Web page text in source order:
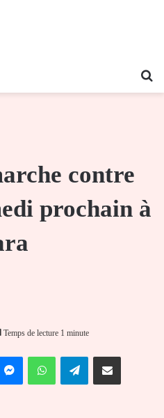
contre
prochain à
Temps de lecture 1 minute
MessengerWhatsAppTelegramPartager par email